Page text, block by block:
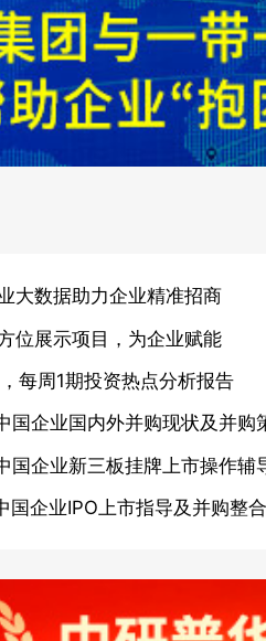
大数据助力企业精准招商
位展示项目，为企业赋能
每周1期投资热点分析报告
企业国内外并购现状及并购
企业新三板挂牌上市操作辅
企业IPO上市指导及并购整